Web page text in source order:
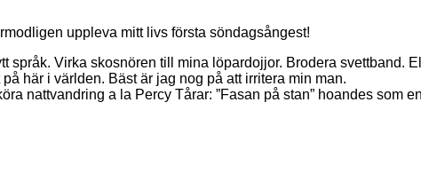
uppleva mitt livs första söndagsångest!
Virka skosnören till mina löpardojjor. Brodera svettband.
här i världen. Bäst är jag nog på att irritera min man.
nattvandring a la Percy Tårar: ”Fasan på stan” hoandes som